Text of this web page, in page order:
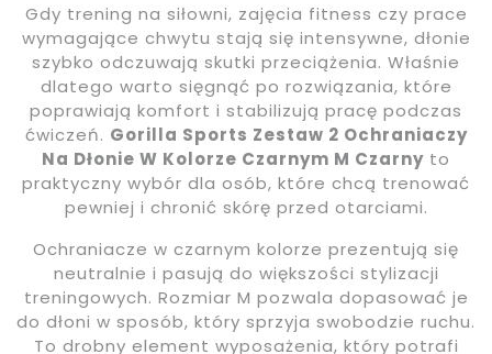
Gdy trening na siłowni, zajęcia fitness czy prace
wymagające chwytu stają się intensywne, dłonie
szybko odczuwają skutki przeciążenia. Właśnie
dlatego warto sięgnąć po rozwiązania, które
poprawiają komfort i stabilizują pracę podczas
ćwiczeń. Gorilla Sports Zestaw 2 Ochraniaczy
Na Dłonie W Kolorze Czarnym M Czarny to
praktyczny wybór dla osób, które chcą trenować
pewniej i chronić skórę przed otarciami.
Ochraniacze w czarnym kolorze prezentują się
neutralnie i pasują do większości stylizacji
treningowych. Rozmiar M pozwala dopasować je
do dłoni w sposób, który sprzyja swobodzie ruchu.
To drobny element wyposażenia, który potrafi